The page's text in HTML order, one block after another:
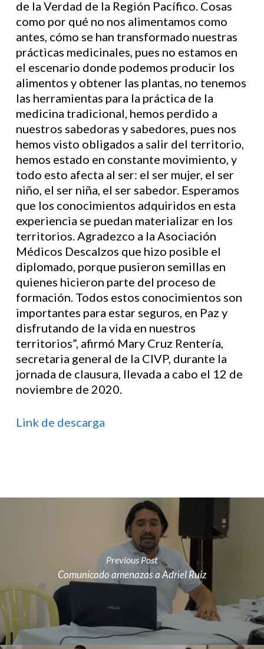
de la Verdad de la Región Pacífico. Cosas
como por qué no nos alimentamos como
antes, cómo se han transformado nuestras
prácticas medicinales, pues no estamos en
el escenario donde podemos producir los
alimentos y obtener las plantas, no tenemos
las herramientas para la práctica de la
medicina tradicional, hemos perdido a
nuestros sabedoras y sabedores, pues nos
hemos visto obligados a salir del territorio,
hemos estado en constante movimiento, y
todo esto afecta al ser: el ser mujer, el ser
niño, el ser niña, el ser sabedor. Esperamos
que los conocimientos adquiridos en esta
experiencia se puedan materializar en los
territorios. Agradezco a la Asociación
Médicos Descalzos que hizo posible el
diplomado, porque pusieron semillas en
quienes hicieron parte del proceso de
formación. Todos estos conocimientos son
importantes para estar seguros, en Paz y
disfrutando de la vida en nuestros
territorios”, afirmó Mary Cruz Rentería,
secretaria general de la CIVP, durante la
jornada de clausura, llevada a cabo el 12 de
noviembre de 2020.
Link de descarga
Previous Post
Comunicado amenazas a Adriel Ruiz